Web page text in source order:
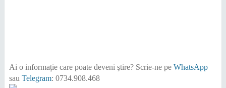
Ai o informație care poate deveni ştire? Scrie-ne pe WhatsApp
sau Telegram: 0734.908.468